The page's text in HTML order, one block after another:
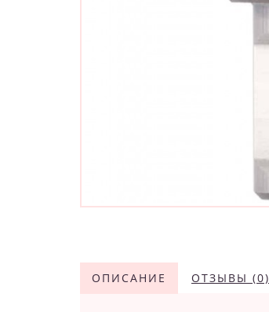
ОПИСАНИЕ ОТЗЫВЫ (0)